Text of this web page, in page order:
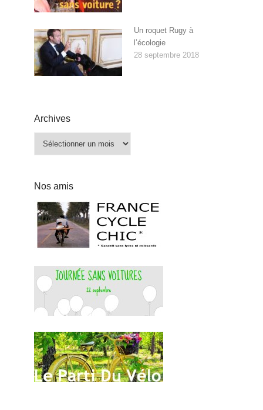
Un roquet Rugy à
l’écologie
28 septembre 2018
Archives
Nos amis